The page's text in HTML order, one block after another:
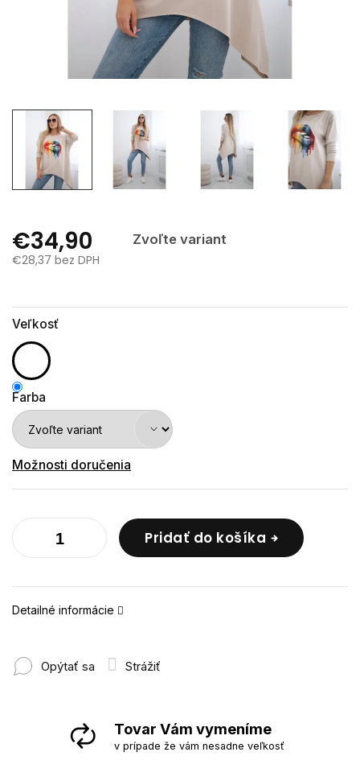
€34,90
Zvoľte variant
€28,37 bez DPH
Veľkosť
Farba
Možnosti doručenia
Pridať do košíka
Detailné informácie
Opýtať sa Strážiť
Tovar Vám vymeníme
v prípade že vám nesadne veľkosť